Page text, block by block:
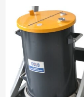
Operátor řídí napětí a
RECOAT MODE
Upravuje jak napětí,
CORNER MODE